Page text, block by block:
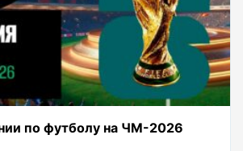
по футболу на ЧМ-2026